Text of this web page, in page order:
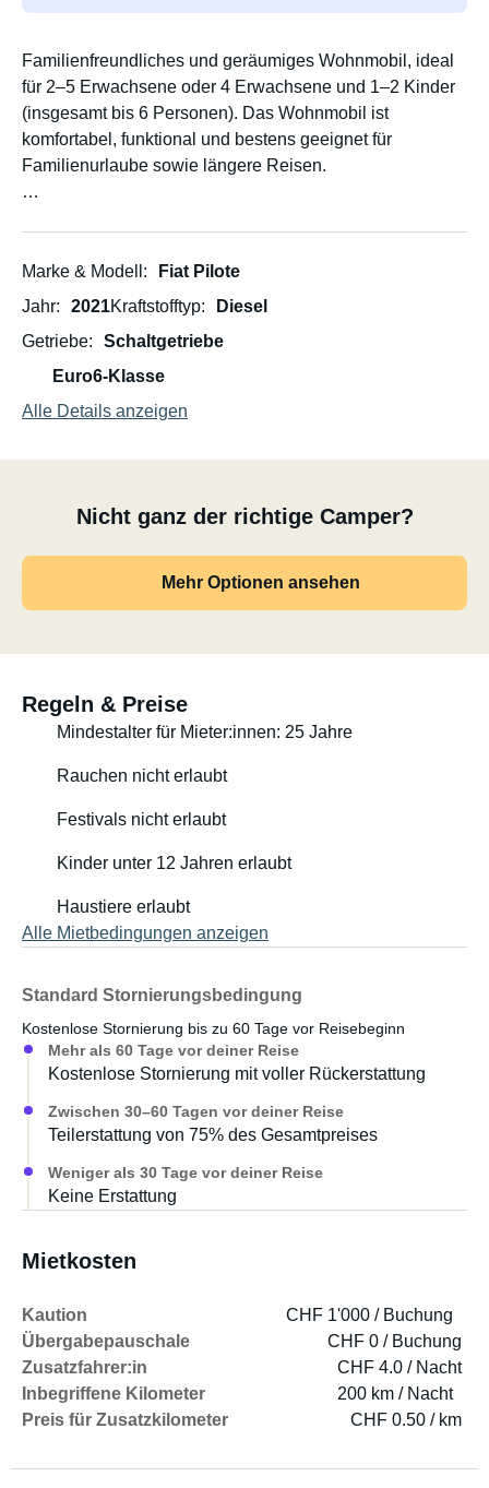
Familienfreundliches und geräumiges Wohnmobil, ideal
für 2–5 Erwachsene oder 4 Erwachsene und 1–2 Kinder
(insgesamt bis 6 Personen). Das Wohnmobil ist
komfortabel, funktional und bestens geeignet für
Familienurlaube sowie längere Reisen.
• Doppelbett im Alkoven (ca. 220 × 146 cm)
• Sitzgruppe für 2 Personen, umbaubar zum (Not-)Bett
• Kleiderschrank sowie zahlreiche Dachschränke
Küche & Bad
Zusätzliche Ausstattung (inklusive)
• 6 kleine Kissen
• Bettbezüge / Schonbezüge für alle Betten
ausgelegt wird
(ca. 180 × 270 cm)
• Fahrradträger für 2 Fahrräder (max. 50 kg)
Fahrzeug & Technik
• Radio / CD
• Rückfahrkamera
• 6-Gang-Schaltgetriebe
• Zuladung ca. 480 kg
Abmessungen
• L × B × H: ca. 699 × 275 × 310 cm
Marke & Modell
Fiat Pilote
Jahr
2021Kraftstofftyp
Diesel
Getriebe
Schaltgetriebe
Euro6-Klasse
Alle Details anzeigen
Nicht ganz der richtige Camper?
Mehr Optionen ansehen
Regeln & Preise
Mindestalter für Mieter:innen: 25 Jahre
Rauchen nicht erlaubt
Festivals nicht erlaubt
Kinder unter 12 Jahren erlaubt
Haustiere erlaubt
Alle Mietbedingungen anzeigen
Standard Stornierungsbedingung
Kostenlose Stornierung bis zu 60 Tage vor Reisebeginn
Mehr als 60 Tage vor deiner Reise
Kostenlose Stornierung mit voller Rückerstattung
Zwischen 30–60 Tagen vor deiner Reise
Teilerstattung von 75% des Gesamtpreises
Weniger als 30 Tage vor deiner Reise
Keine Erstattung
Mietkosten
Kaution
CHF 1'000 / Buchung
Übergabepauschale
CHF 0 / Buchung
Zusatzfahrer:in
CHF 4.0 / Nacht
Inbegriffene Kilometer
200 km / Nacht
Preis für Zusatzkilometer
CHF 0.50 / km